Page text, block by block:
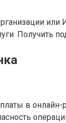
в